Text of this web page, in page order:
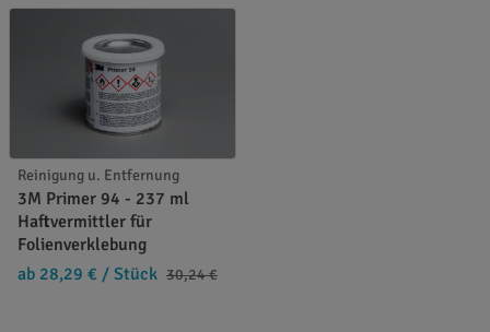
Reinigung u. Entfernung
3M Primer 94 - 237 ml
Haftvermittler für
Folienverklebung
ab 28,29 € / Stück 30,24 €